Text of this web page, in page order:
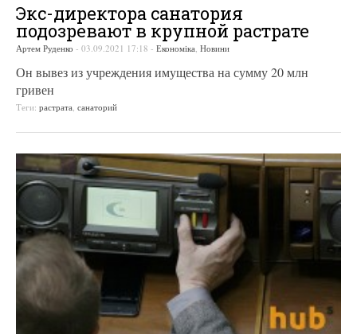
Экс-директора санатория
подозревают в крупной растрате
Артем Руденко - 03.09.2021 17:18 - Економіка Новини
Он вывез из учреждения имущества на сумму 20 млн
гривен
Теги: растрата санаторий